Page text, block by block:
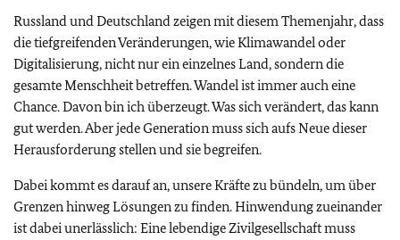
Russland und Deutschland zeigen mit diesem Themenjahr, dass
die tiefgreifenden Veränderungen, wie Klimawandel oder
Digitalisierung, nicht nur ein einzelnes Land, sondern die
gesamte Menschheit betreffen. Wandel ist immer auch eine
Chance. Davon bin ich überzeugt. Was sich verändert, das kann
gut werden. Aber jede Generation muss sich aufs Neue dieser
Herausforderung stellen und sie begreifen.
Dabei kommt es darauf an, unsere Kräfte zu bündeln, um über
Grenzen hinweg Lösungen zu finden. Hinwendung zueinander
ist dabei unerlässlich: Eine lebendige Zivilgesellschaft muss